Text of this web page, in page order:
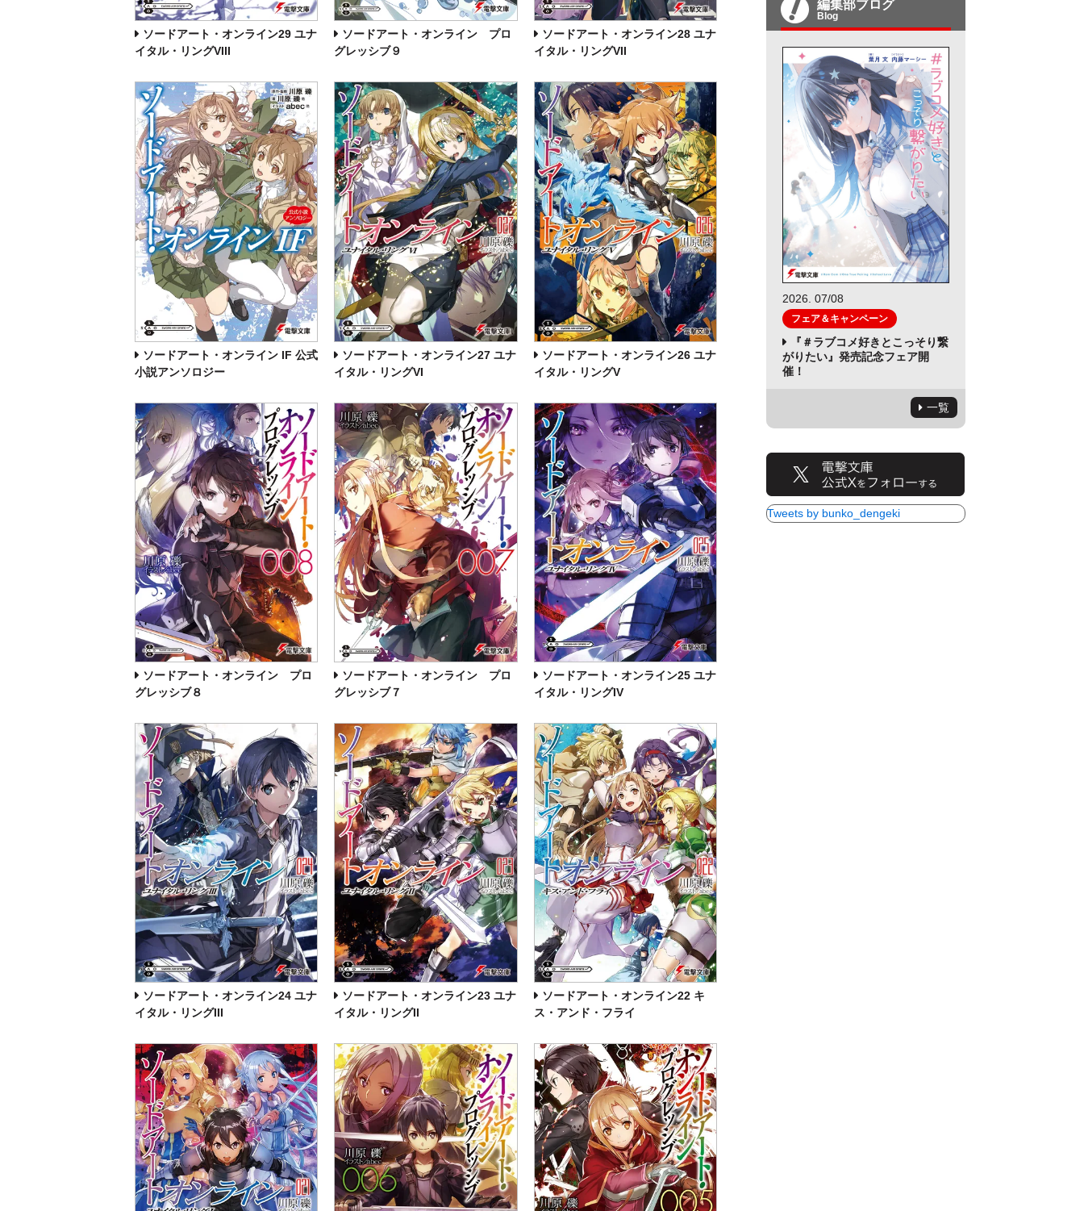
ソードアート・オンライン29 ユナ
イタル・リングVIII
ソードアート・オンライン プロ
グレッシブ９
ソードアート・オンライン28 ユナ
イタル・リングVII
ソードアート・オンライン IF 公式
小説アンソロジー
ソードアート・オンライン27 ユナ
イタル・リングVI
ソードアート・オンライン26 ユナ
イタル・リングV
ソードアート・オンライン プロ
グレッシブ８
ソードアート・オンライン プロ
グレッシブ７
ソードアート・オンライン25 ユナ
イタル・リングIV
ソードアート・オンライン24 ユナ
イタル・リングIII
ソードアート・オンライン23 ユナ
イタル・リングII
ソードアート・オンライン22 キ
ス・アンド・フライ
編集部ブログ
Blog
2026. 07/08
フェア＆キャンペーン
『＃ラブコメ好きとこっそり繋
がりたい』発売記念フェア開
催！
一覧
Tweets by bunko_dengeki